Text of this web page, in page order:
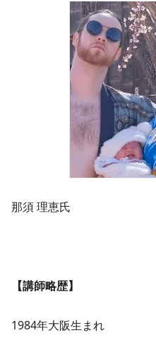
那須 理恵氏
【講師略歴】
1984年大阪生まれ